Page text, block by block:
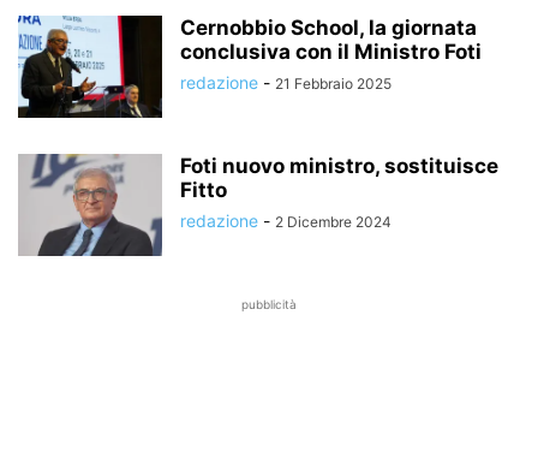
Cernobbio School, la giornata
conclusiva con il Ministro Foti
redazione - 21 Febbraio 2025
Foti nuovo ministro, sostituisce
Fitto
redazione - 2 Dicembre 2024
pubblicità